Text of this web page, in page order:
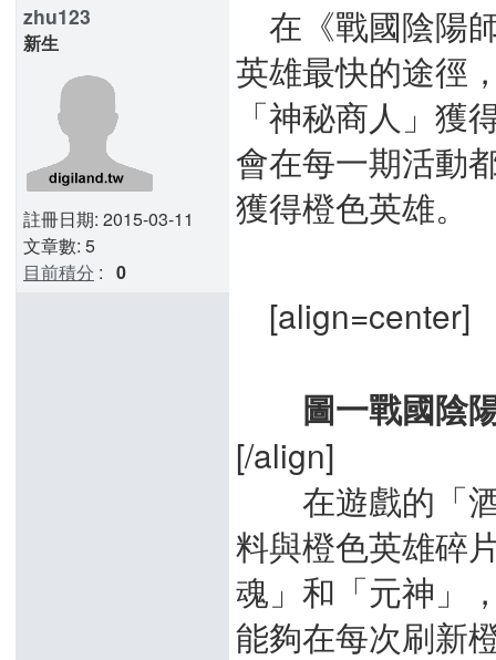
zhu123
新生
註冊日期: 2015-03-11
文章數: 5
目前積分 : 0
在《戰國陰陽
英雄最快的途徑
「神秘商人」獲
會在每一期活動
獲得橙色英雄。
[align=center]
圖一戰國陰
[/align]
在遊戲的「酒
料與橙色英雄碎
魂」和「元神」
能夠在每次刷新